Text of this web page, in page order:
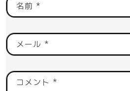
名前 *
メール *
コメント *